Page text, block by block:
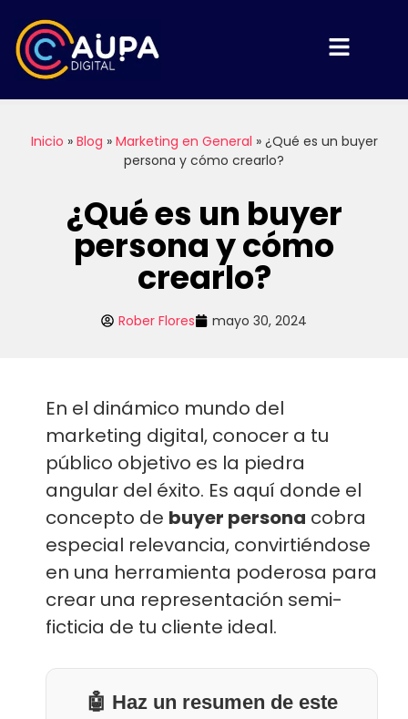
Inicio » Blog » Marketing en General » ¿Qué es un buyer
persona y cómo crearlo?
¿Qué es un buyer
persona y cómo
crearlo?
Rober Flores mayo 30, 2024
En el dinámico mundo del
marketing digital, conocer a tu
público objetivo es la piedra
angular del éxito. Es aquí donde el
concepto de buyer persona cobra
especial relevancia, convirtiéndose
en una herramienta poderosa para
crear una representación semi-
ficticia de tu cliente ideal.
🤖 Haz un resumen de este